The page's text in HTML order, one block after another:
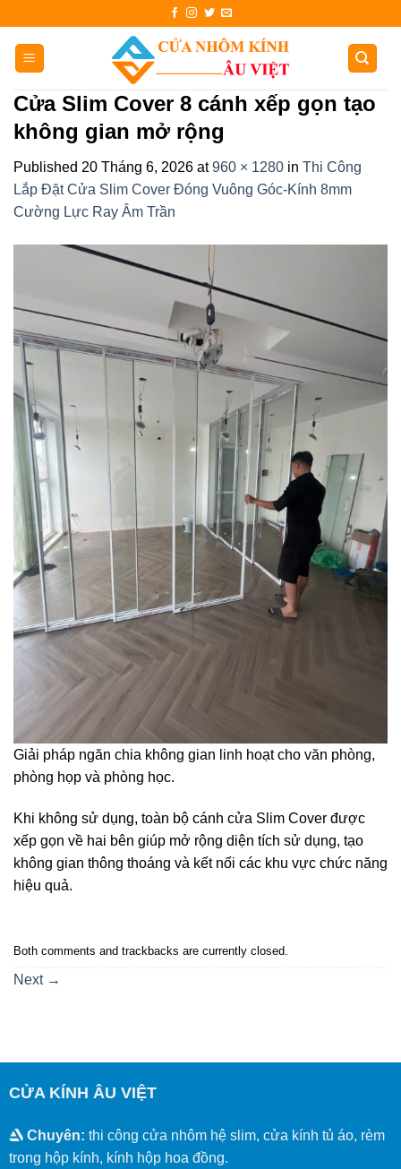
content
Cửa Slim Cover 8 cánh xếp gọn tạo
không gian mở rộng
Published 20 Tháng 6, 2026 at960 × 1280 in Thi Công
Lắp Đặt Cửa Slim Cover Đóng Vuông Góc-Kính 8mm
Cường Lực Ray Âm Trần
Giải pháp ngăn chia không gian linh hoạt cho văn phòng,
phòng họp và phòng học.
Khi không sử dụng, toàn bộ cánh cửa Slim Cover được
xếp gọn về hai bên giúp mở rộng diện tích sử dụng, tạo
không gian thông thoáng và kết nối các khu vực chức năng
hiệu quả.
Both comments and trackbacks are currently closed.
Next →
CỬA KÍNH ÂU VIỆT
Chuyên: thi công cửa nhôm hệ slim, cửa kính tủ áo, rèm
trong hộp kính, kính hộp hoa đồng.